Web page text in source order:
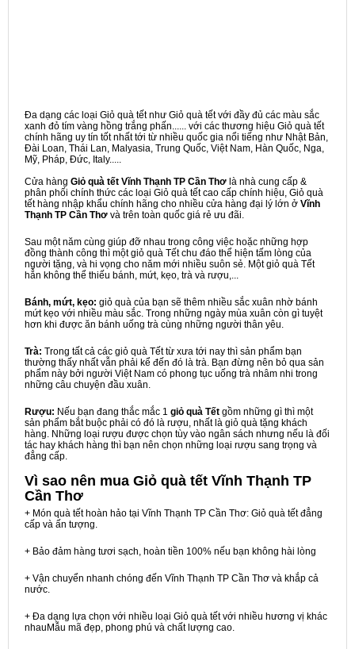
Đa dạng các loại Giỏ quà tết như Giỏ quà tết với đầy đủ các màu sắc
xanh đỏ tím vàng hồng trắng phấn...... với các thương hiệu Giỏ quà tết
chính hãng uy tín tốt nhất tới từ nhiều quốc gia nổi tiếng như Nhật Bản,
Đài Loan, Thái Lan, Malyasia, Trung Quốc, Việt Nam, Hàn Quốc, Nga,
Mỹ, Pháp, Đức, Italy.....
Cửa hàng Giỏ quà tết Vĩnh Thạnh TP Cần Thơ là nhà cung cấp &
phân phối chính thức các loại Giỏ quà tết cao cấp chính hiệu, Giỏ quà
tết hàng nhập khẩu chính hãng cho nhiều cửa hàng đại lý lớn ở Vĩnh
Thạnh TP Cần Thơ và trên toàn quốc giá rẻ ưu đãi.
Sau một năm cùng giúp đỡ nhau trong công việc hoặc những hợp
đồng thành công thì một giỏ quà Tết chu đáo thể hiện tấm lòng của
người tặng, và hi vọng cho năm mới nhiều suôn sẻ. Một giỏ quà Tết
hẳn không thể thiếu bánh, mứt, kẹo, trà và rượu,...
Bánh, mứt, kẹo: giỏ quà của bạn sẽ thêm nhiều sắc xuân nhờ bánh
mứt kẹo với nhiều màu sắc. Trong những ngày mùa xuân còn gì tuyệt
hơn khi được ăn bánh uống trà cùng những người thân yêu.
Trà: Trong tất cả các giỏ quà Tết từ xưa tới nay thì sản phẩm bạn
thường thấy nhất vẫn phải kể đến đó là trà. Bạn đừng nên bỏ qua sản
phẩm này bởi người Việt Nam có phong tục uống trà nhâm nhi trong
những câu chuyện đầu xuân.
Rượu: Nếu bạn đang thắc mắc 1 giỏ quà Tết gồm những gì thì một
sản phẩm bắt buộc phải có đó là rượu, nhất là giỏ quà tặng khách
hàng. Những loại rượu được chọn tùy vào ngân sách nhưng nếu là đối
tác hay khách hàng thì bạn nên chọn những loại rượu sang trọng và
đẳng cấp.
Vì sao nên mua Giỏ quà tết Vĩnh Thạnh TP
Cần Thơ
+ Món quà tết hoàn hảo tại Vĩnh Thạnh TP Cần Thơ: Giỏ quà tết đẳng
cấp và ấn tượng.
+ Bảo đảm hàng tươi sạch, hoàn tiền 100% nếu bạn không hài lòng
+ Vận chuyển nhanh chóng đến Vĩnh Thạnh TP Cần Thơ và khắp cả
nước.
+ Đa dạng lựa chọn với nhiều loại Giỏ quà tết với nhiều hương vị khác
nhauMẫu mã đẹp, phong phú và chất lượng cao.